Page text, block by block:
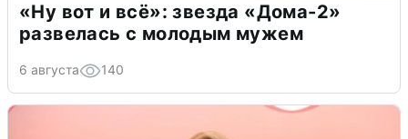
«Ну вот и всё»: звезда «Дома-2»
развелась с молодым мужем
6 августа 140